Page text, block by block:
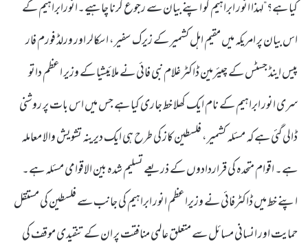
کیا ہے؟”لہذا انور ابراہیم کو اپنے بیان سے رجوع کرنا چاہیے۔انورابراہیم کے
اس بیان پر امریکہ میں مقیم اہل کشمیر کے زیرک سفیر، اسکالر اور ورلڈ فورم فار
پیس اینڈ جسٹس کے چیئرمین ڈاکٹر غلام نبی فائی نے ملائیشیا کے وزیر اعظم داتو
سری انور ابراہیم کے نام ایک کھلا خط جاری کیا ہے جس میں اس بات پر روشنی
ڈالی گئی ہے کہ مسئلہ کشمیر، فلسطین کاز کی طرح ہی ایک دیرینہ تشویش والا معاملہ
ہے۔ اقوام متحدہ کی قراردادوں کے ذریعے تسلیم شدہ بین الاقوامی مسئلہ ہے۔
اپنے خط میں ڈاکٹرفائی نے وزیراعظم انور ابراہیم کی جانب سے فلسطین کی مستقل
حمایت اور انسانی مسائل سے متعلق عالمی منافقت پر ان کے تنقیدی موقف کی